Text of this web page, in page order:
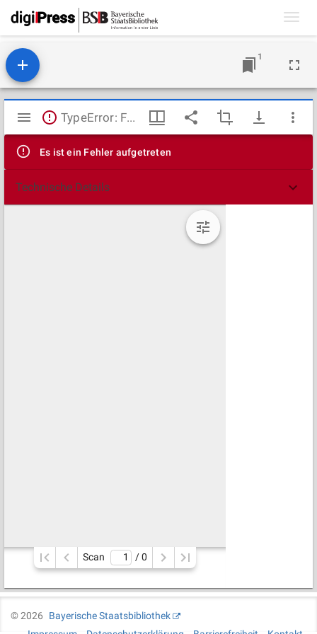
1
Mirador
Viewer
TypeError: Failed to fetch
Es ist ein Fehler aufgetreten
Technische Details
Scan / 0
©2026
Bayerische Staatsbibliothek